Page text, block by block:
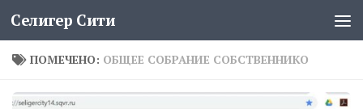
Перейти к содержимому
Селигер Сити
ПОМЕЧЕНО: ОБЩЕЕ СОБРАНИЕ СОБСТВЕННИКО